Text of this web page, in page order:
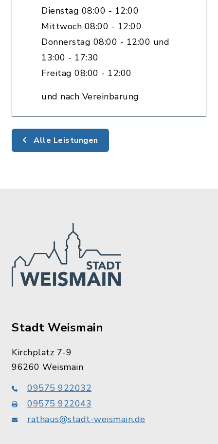
Dienstag 08:00 - 12:00
Mittwoch 08:00 - 12:00
Donnerstag 08:00 - 12:00 und
13:00 - 17:30
Freitag 08:00 - 12:00
und nach Vereinbarung
Alle Leistungen
Stadt Weismain
Kirchplatz 7-9
96260 Weismain
09575 922032
09575 922043
rathaus@stadt-weismain.de